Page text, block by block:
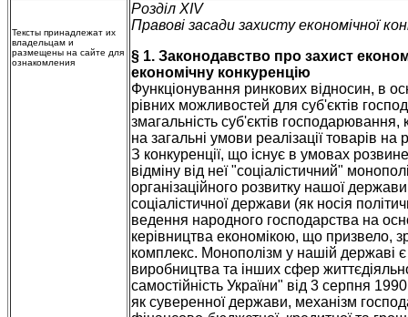
Тексты принадлежат их
владельцам и
размещены на сайте для
ознакомления
Розділ XIV
Правові засади захисту економічної
§ 1. Законодавство про захист
економічну конкуренцію
Функціонування ринкових відносин, в
рівних можливостей для суб'єктів
змагальність суб'єктів
на загальні умови реалізації товарів
З конкуренції, що існує в умовах
відміну від неї "соціалістичний"
організаційного розвитку нашої
соціалістичної держави (як носія
ведення народного господарства на
керівництва економікою, що призвело,
комплекс. Монополізм у нашій державі є
виробництва та інших сфер
самостійність України" від 3 серпня
як суверенної держави, механізм